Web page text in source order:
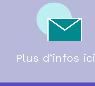
Plus d’infos